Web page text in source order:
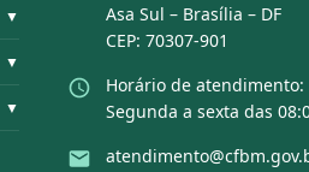
▼
▼
▼
Asa Sul – Brasília – DF
CEP: 70307-901
Horário de atendimento:
Segunda a sexta das